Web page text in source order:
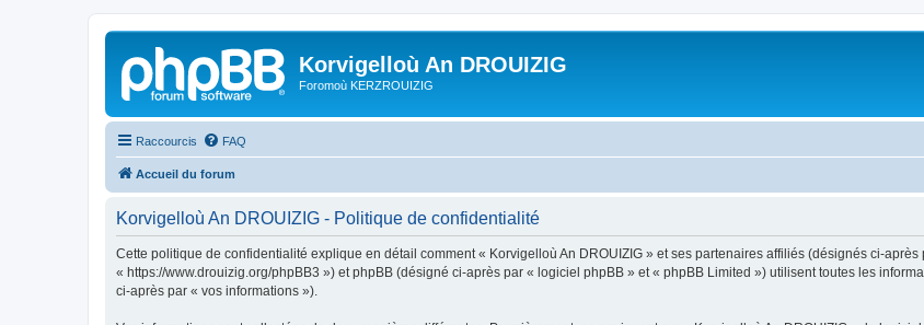
Korvigelloù An DROUIZIG
Foromoù KERZROUIZIG
Raccourcis FAQ
Accueil du forum
Korvigelloù An DROUIZIG - Politique de confidentialité
Cette politique de confidentialité explique en détail comment « Korvigelloù An DROUIZIG » et ses partenaires affiliés (désignés ci-
« https://www.drouizig.org/phpBB3 ») et phpBB (désigné ci-après par « logiciel phpBB » et « phpBB Limited ») utilisent toutes les
ci-après par « vos informations »).